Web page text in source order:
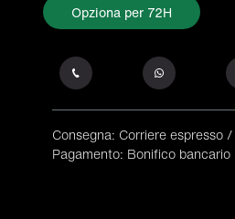
Opziona per 72H
Consegna: Corriere espresso
Pagamento: Bonifico bancario